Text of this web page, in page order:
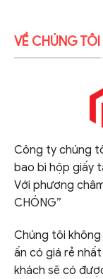
VỀ CHÚNG TÔI
Công ty chúng
bao bì hộp giấy
Với phương
CHÓNG”
Chúng tôi
ấn có giá rẻ
khách sẽ có